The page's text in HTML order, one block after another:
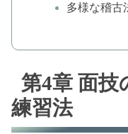
多様な稽古
第4章 面技
練習法